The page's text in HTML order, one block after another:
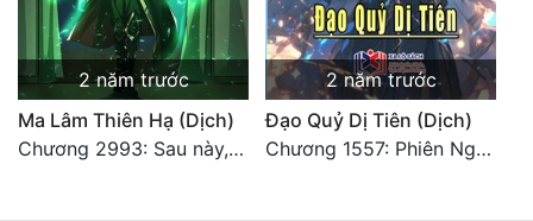
2 năm trước
Ma Lâm Thiên Hạ (Dịch)
Chương 2993: Sau này, ta sẽ ăn món vịt quay (Đại Kết Cục)
2 năm trước
Đạo Quỷ Dị Tiên (Dịch)
Chương 1557: Phiên Ngoại Gia Cát Uyên 27